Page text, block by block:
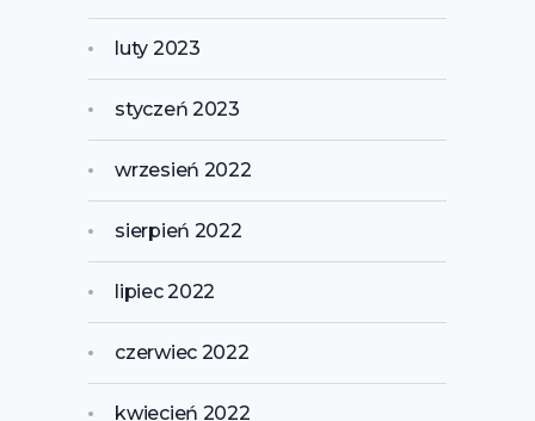
luty 2023
styczeń 2023
wrzesień 2022
sierpień 2022
lipiec 2022
czerwiec 2022
kwiecień 2022